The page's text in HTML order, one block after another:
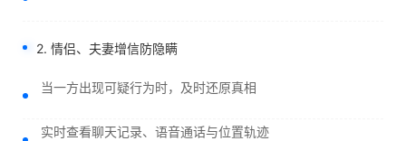
2. 情侣、夫妻增信防隐瞒
当一方出现可疑行为时，及时还原真相
实时查看聊天记录、语音通话与位置轨迹